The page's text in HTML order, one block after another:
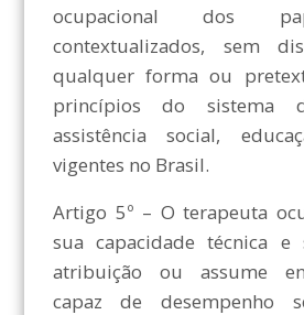
ocupacional dos
contextualizados, sem
qualquer forma ou
princípios do sistema
assistência social,
vigentes no Brasil.
Artigo 5º – O terapeuta
sua capacidade técnica e
atribuição ou assume
capaz de desempenho